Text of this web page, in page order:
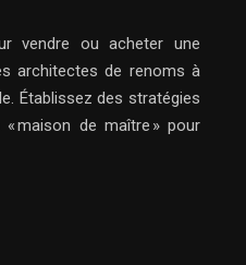
vendre ou acheter une
architectes de renoms à
Établissez des stratégies
maison de maître » pour